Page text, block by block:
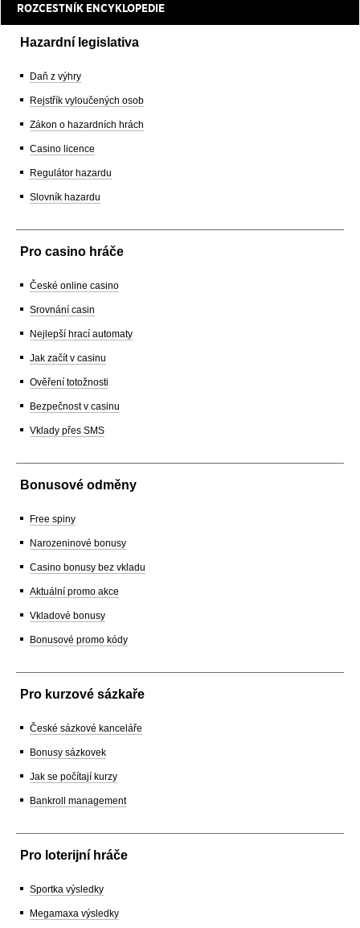
ROZCESTNÍK ENCYKLOPEDIE
Hazardní legislativa
Daň z výhry
Rejstřík vyloučených osob
Zákon o hazardních hrách
Casino licence
Regulátor hazardu
Slovník hazardu
Pro casino hráče
České online casino
Srovnání casin
Nejlepší hrací automaty
Jak začít v casinu
Ověření totožnosti
Bezpečnost v casinu
Vklady přes SMS
Bonusové odměny
Free spiny
Narozeninové bonusy
Casino bonusy bez vkladu
Aktuální promo akce
Vkladové bonusy
Bonusové promo kódy
Pro kurzové sázkaře
České sázkové kanceláře
Bonusy sázkovek
Jak se počítají kurzy
Bankroll management
Pro loterijní hráče
Sportka výsledky
Megamaxa výsledky